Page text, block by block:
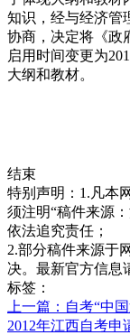
知识，经与经济管
协商，决定将《政
启用时间变更为
大纲和教材。
结束
特别声明：1.凡本
须注明“稿件来源
依法追究责任；
2.部分稿件来源于
决。最新官方信息
标签：
上一篇：自考“中
2012年江西自考申